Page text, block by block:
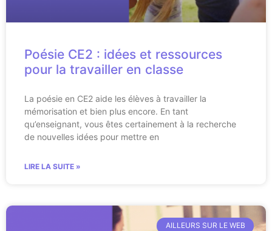
Poésie CE2 : idées et ressources
pour la travailler en classe
La poésie en CE2 aide les élèves à travailler la
mémorisation et bien plus encore. En tant
qu’enseignant, vous êtes certainement à la recherche
de nouvelles idées pour mettre en
LIRE LA SUITE »
AILLEURS SUR LE WEB